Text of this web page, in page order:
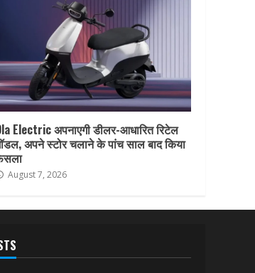
Electric अपनाएगी डीलर-आधारित रिटेल
अपने स्टोर चलाने के पांच साल बाद किया
August 7, 2026